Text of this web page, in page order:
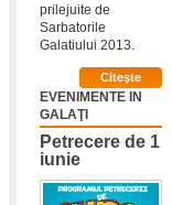
prilejuite de
Sarbatorile
Galatiului 2013.
Citeşte
EVENIMENTE IN
GALAŢI
Petrecere de 1
iunie